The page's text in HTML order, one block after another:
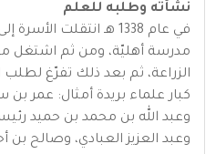
نشأته وطلبه للعلم
في عام 1338 هـ انتقلت
مدرسة أهليّة، ومن ثم اشتغل مع
الزراعة، ثم بعد ذلك تفرّغ
كبار علماء بريدة أمثال: عمر بن
وعبد الله بن محمد بن حميد
وعبد العزيز العبادي، وصالح